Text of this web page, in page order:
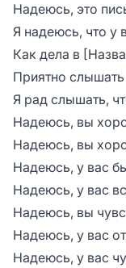
Надеюсь, это
Я надеюсь, что у
Как дела в
Приятно слышать
Я рад слышать,
Надеюсь, вы
Надеюсь, вы
Надеюсь, у вас
Надеюсь, у вас
Надеюсь, вы
Надеюсь, у вас
Надеюсь, у вас